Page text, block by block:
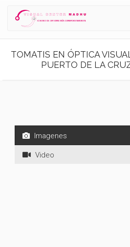
TOMATIS EN ÓPTICA
PUERTO DE LA
Imagenes
Video